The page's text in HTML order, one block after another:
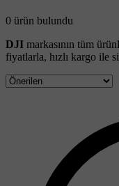
0 ürün bulundu
DJI markasının tüm
fiyatlarla, hızlı kargo ile